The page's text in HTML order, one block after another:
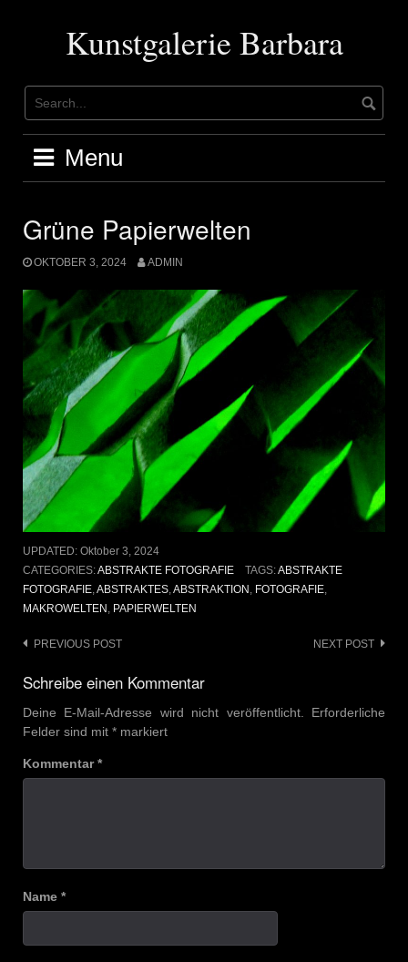
Kunstgalerie Barbara
Menu
Grüne Papierwelten
OKTOBER 3, 2024 ADMIN
UPDATED: Oktober 3, 2024
CATEGORIES:ABSTRAKTE FOTOGRAFIE TAGS:ABSTRAKTE
FOTOGRAFIE ABSTRAKTES ABSTRAKTION FOTOGRAFIE
MAKROWELTEN PAPIERWELTEN
Post
navigation
PREVIOUS POST NEXT POST
Schreibe einen Kommentar
Deine E-Mail-Adresse wird nicht veröffentlicht.
Erforderliche
Felder sind mit * markiert
Kommentar*
Name *